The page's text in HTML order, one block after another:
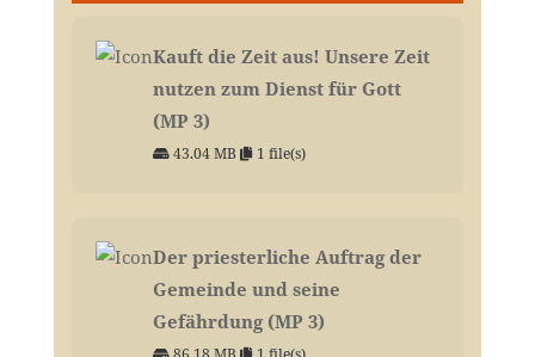
Kauft die Zeit aus! Unsere Zeit
nutzen zum Dienst für Gott
(MP 3)
43.04 MB 1 file(s)
Der priesterliche Auftrag der
Gemeinde und seine
Gefährdung (MP 3)